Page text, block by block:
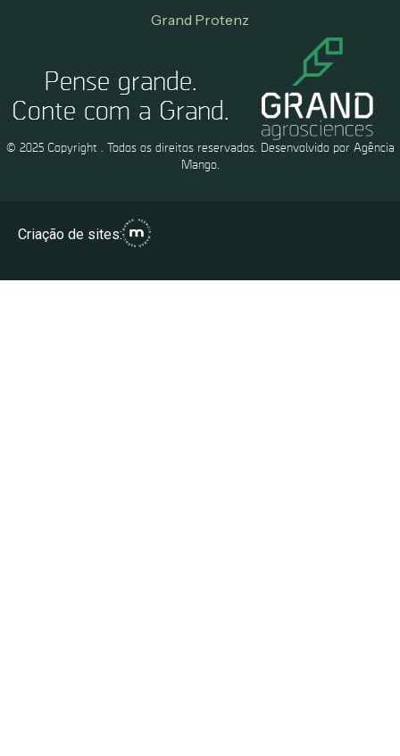
Grand Protenz
Pense grande.
Conte com a Grand.
© 2025 Copyright . Todos os direitos reservados. Desenvolvido por Agência
Mango.
Criação de sites: